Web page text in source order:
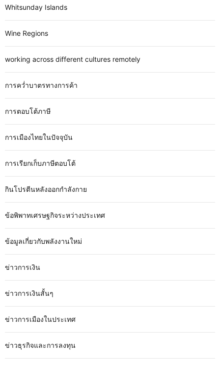
Whitsunday Islands
Wine Regions
working across different cultures remotely
การคว่ำบาตรทางการค้า
การตอบโต้ภาษี
การเมืองไทยในปัจจุบัน
การเรียกเก็บภาษีตอบโต้
กินโปรตีนหลังออกกำลังกาย
ข้อพิพาทเศรษฐกิจระหว่างประเทศ
ข้อมูลเกี่ยวกับพลังงานใหม่
ข่าวการเงิน
ข่าวการเงินสั้นๆ
ข่าวการเมืองในประเทศ
ข่าวธุรกิจและการลงทุน